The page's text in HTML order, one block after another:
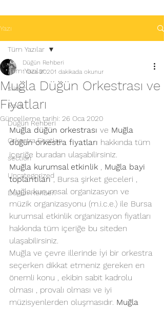
Yazı
Tüm Yazılar
slider
Rock
Düğün Rehberi
Orkestra Fiyatları
section
Uncategorized
Düğün Rehberi
Tüm Yazılar
Muğla Düğün Orkestrası ve
Fiyatları
Düğün Rehberi
1 Oca 20201 dakikada okunur
Güncelleme tarihi: 26 Oca 2020
Muğla düğün orkestrası ve Muğla
düğün orkestra fiyatları hakkında tüm
içeriğe buradan ulaşabilirsiniz.
Muğla kurumsal etkinlik , Muğla bayi
toplantıları , Bursa şirket geceleri ,
Muğla kurumsal organizasyon ve
müzik organizasyonu (m.i.c.e.) ile Bursa
kurumsal etkinlik organizasyon fiyatları
hakkında tüm içeriğe bu siteden
ulaşabilirsiniz.
Muğla ve çevre illerinde İyi bir orkestra
seçerken dikkat etmeniz gereken en
önemli konu , ekibin sabit kadrolu
olması , provalı olması ve iyi
müzisyenlerden oluşmasıdır. Muğla